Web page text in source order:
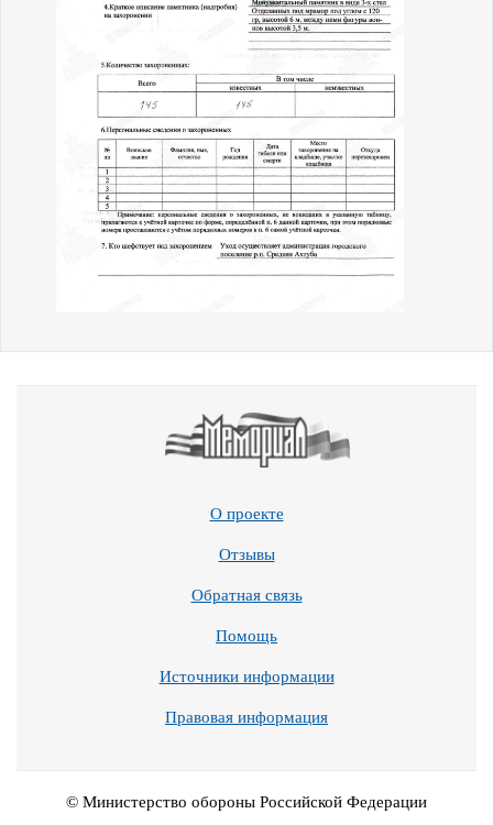
О проекте
Отзывы
Обратная связь
Помощь
Источники информации
Правовая информация
© Министерство обороны Российской Федерации